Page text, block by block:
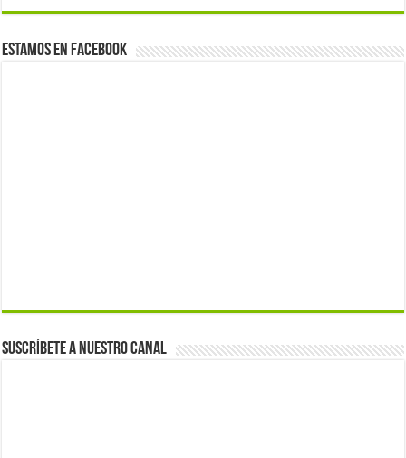
Estamos en Facebook
Suscríbete a nuestro canal